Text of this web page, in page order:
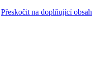
Přeskočit na doplňující obsah